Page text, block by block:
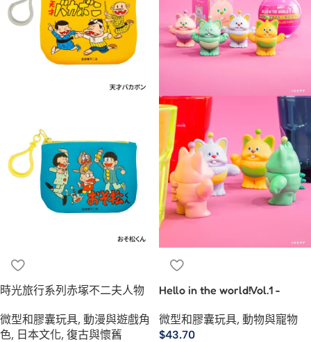
時光旅行系列赤塚不二夫人物
微型和膠囊玩具, 動漫與遊戲角
色, 日本文化, 復古與懷舊
Hello in the world!Vol.1 -
集
微型和膠囊玩具, 動物與寵物
$43.70